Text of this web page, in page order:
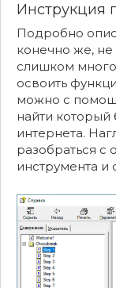
Инструкция
Подробно
конечно же, не
слишком
освоить
можно с
найти который
интернета.
разобраться
инструмента и